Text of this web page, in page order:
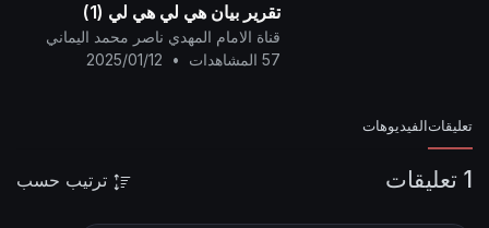
تقرير بيان هي لي هي لي (1)
قناة الامام المهدي ناصر محمد اليماني
57 المشاهدات
•
2025/01/12
تعليقات الفيديوهات
1 تعليقات ترتيب حسب